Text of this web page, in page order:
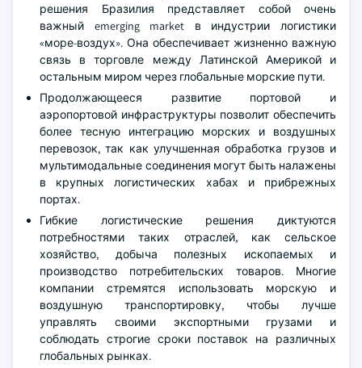
решения Бразилия представляет собой очень
важный emerging market в индустрии логистики
«море-воздух». Она обеспечивает жизненно важную
связь в торговле между Латинской Америкой и
остальным миром через глобальные морские пути.
Продолжающееся развитие портовой и
аэропортовой инфраструктуры позволит обеспечить
более тесную интеграцию морских и воздушных
перевозок, так как улучшенная обработка грузов и
мультимодальные соединения могут быть налажены
в крупных логистических хабах и прибрежных
портах.
Гибкие логистические решения диктуются
потребностями таких отраслей, как сельское
хозяйство, добыча полезных ископаемых и
производство потребительских товаров. Многие
компании стремятся использовать морскую и
воздушную транспортировку, чтобы лучше
управлять своими экспортными грузами и
соблюдать строгие сроки поставок на различных
глобальных рынках.